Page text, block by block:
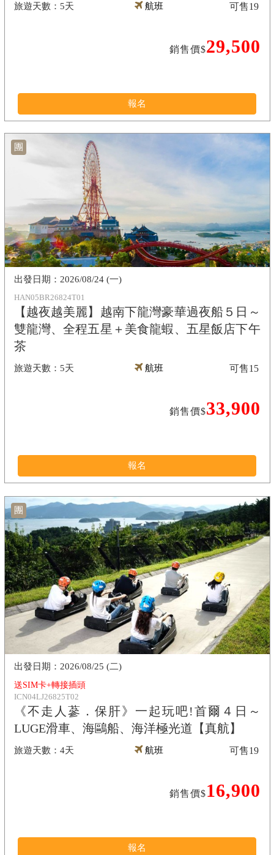
5天 航班
銷售價$29,500
可售19
報名
團
HAN05BR26824T01
【越夜越美麗】越南下龍灣豪華過夜船５日～
雙龍灣、全程五星＋美食龍蝦、五星飯店下午
茶
5天
2026/08/24 (一)
航班
銷售價$33,900
可售15
報名
團
送SIM卡+轉接插頭
ICN04LJ26825T02
《不走人蔘．保肝》一起玩吧!首爾４日～
LUGE滑車、海鷗船、海洋極光道【真航】
4天
2026/08/25 (二)
航班
銷售價$16,900
可售19
報名